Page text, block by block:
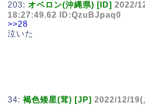
203: オベロン(沖縄県) [ID] 2022/
18:27:49.62 ID:QzuBJpaq0
>>28
泣いた
34: 褐色矮星(茸) [JP] 2022/12/